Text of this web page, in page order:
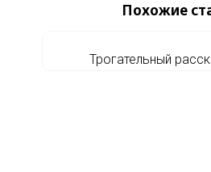
Похожие
Трогательный